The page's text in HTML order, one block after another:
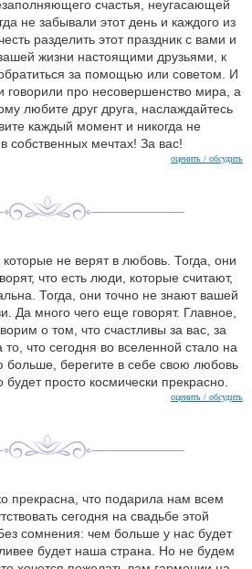
счастья, неугасающей
не забывали этот день и каждого из
разделить этот праздник с вами и
жизни настоящими друзьями, к
за помощью или советом. И
говорили про несовершенство мира, а
любите друг друга, наслаждайтесь
каждый момент и никогда не
собственных мечтах! За вас!
оценить / обсудить
которые не верят в любовь. Тогда, они
что есть люди, которые считают,
Тогда, они точно не знают вашей
Да много чего еще говорят. Главное,
о том, что счастливы за вас, за
что сегодня во вселенной стало на
берегите в себе свою любовь
будет просто космически прекрасно.
оценить / обсудить
прекрасна, что подарила нам всем
сегодня на свадьбе этой
сомнения: чем больше у нас будет
будет наша страна. Но не будем